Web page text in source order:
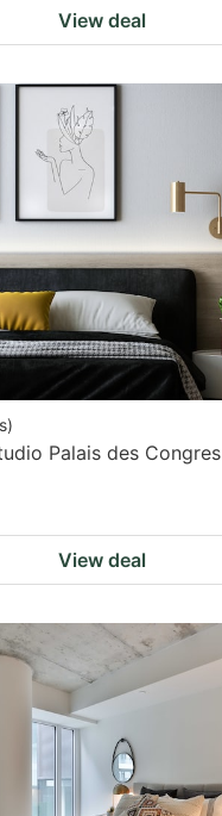
View deal
)
Palais des Congres
View deal